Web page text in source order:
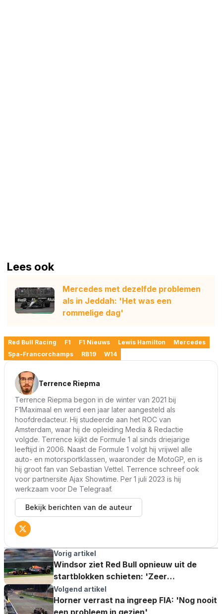
Lees ook
Mercedes met dezelfde problemen
als in Jeddah: 'Het was een
rommelige dag'
Red Bull Racing F1 F1 Nieuws Lewis Hamilton
Mercedes
Spa-Francorchamps
RB19 W14
Terrence Riepma
Terrence Riepma begon in de winter van 2021 bij
F1Maximaal en werd een jaar later aangesteld als
hoofdredacteur. Hij studeerde aan het ROC van
Amsterdam, waar hij de opleiding Media & Redactie
volgde. Terrence kijkt de Formule 1 al sinds driejarige
leeftijd in 2006. Naast de Formule 1 volgt hij vrijwel alle
auto- en motorsportklassen, waaronder de MotoGP, en is
hij groot fan van Sebastian Vettel. Terrence schreef ook
voor partnersite Ajax Showtime. Per 1 juli 2023 is hij
werkzaam voor De Telegraaf.
Bekijk berichten van de auteur
Vorig artikel
Windsor ziet Red Bull opnieuw uit de
startblokken schieten: 'Zeer
indrukwekkend'
Volgend artikel
Horner verrast na ingreep FIA: 'Nog nooit
een probleem in gezien'